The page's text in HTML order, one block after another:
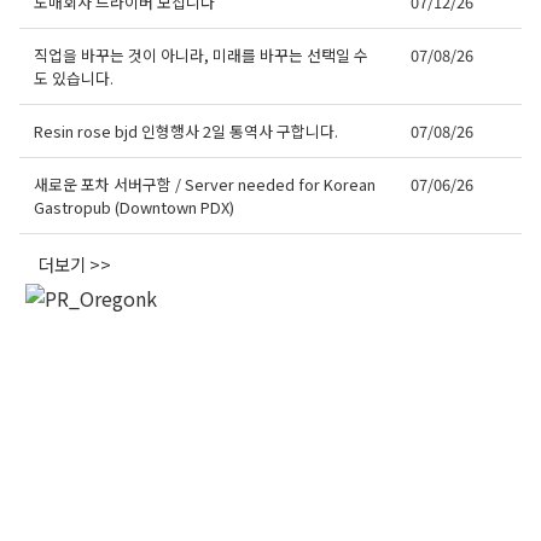
직업을 바꾸는 것이 아니라, 미래를 바꾸는 선택일 수
도 있습니다.
07/08/26
Resin rose bjd 인형행사 2일 통역사 구합니다. 07/08/26
새로운 포차 서버구함 / Server needed for Korean
Gastropub (Downtown PDX)
07/06/26
더보기 >>
오레곤K 뉴스레터 구독
매주 오레곤K 뉴스레터를 통해 다양한 로컬소식과
오레곤 한인 사회 정보를 받아보실수 있습니다.
Email